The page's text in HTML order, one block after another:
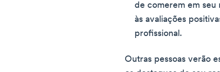
de comerem em seu
às avaliações
profissional.
Outras pessoas verão